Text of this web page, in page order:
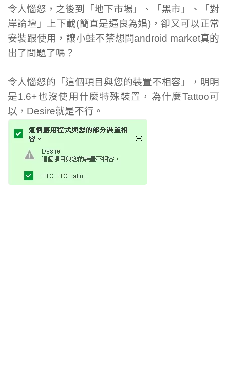
令人惱怒，之後到「地下市場」、「黑市」、「對
岸論壇」上下載(簡直是逼良為娼)，卻又可以正常
安裝跟使用，讓小蛙不禁想問android market真的
出了問題了嗎？
令人惱怒的「這個項目與您的裝置不相容」，明明
是1.6+也沒使用什麼特殊裝置，為什麼Tattoo可
以，Desire就是不行。